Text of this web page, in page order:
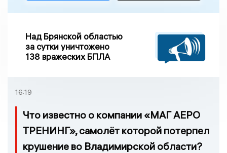
Над Брянской областью
за сутки уничтожено
138 вражеских БПЛА
16:19
Что известно о компании «МАГ АЕРО
ТРЕНИНГ», самолёт которой потерпел
крушение во Владимирской области?